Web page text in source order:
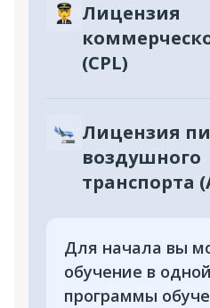
Лицензия
(CPL)
Лицензия
воздушного
транспорта
Для начала вы
обучение в
программы